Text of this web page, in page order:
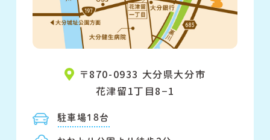
〒870-0933 大分県大分市
花津留1丁目8−1
駐車場18台